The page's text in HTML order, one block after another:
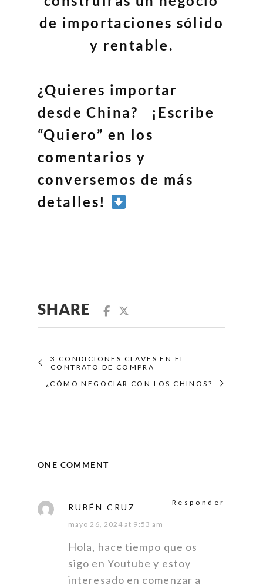
de importaciones sólido
y rentable.
¿Quieres importar
desde China? ¡Escribe
“Quiero” en los
comentarios y
conversemos de más
detalles!
SHARE
3 CONDICIONES CLAVES EN EL
CONTRATO DE COMPRA
¿CÓMO NEGOCIAR CON LOS CHINOS?
ONE COMMENT
RUBÉN CRUZ
mayo 26, 2024 at 9:53 am
Hola, hace tiempo que os
sigo en Youtube y estoy
interesado en comenzar a
Responder